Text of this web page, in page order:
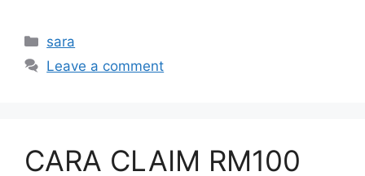
Categories
sara
Leave a comment
CARA CLAIM RM100